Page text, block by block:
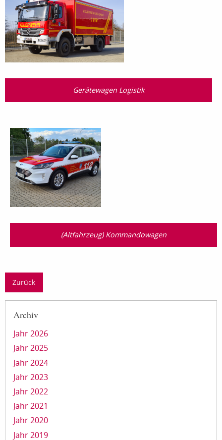
Gerätewagen Logistik
(Altfahrzeug) Kommandowagen
Zurück
Archiv
Jahr 2026
Jahr 2025
Jahr 2024
Jahr 2023
Jahr 2022
Jahr 2021
Jahr 2020
Jahr 2019